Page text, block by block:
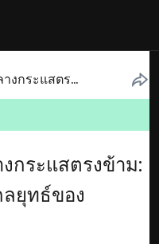
เพิ่มขึ้น 67.1% ท่ามกลางกระแสตรงข้าม: ถอดรหัสการพุ่งขึ้นเชิงกลยุทธ์ของ KuCoin ZBT
กระแสตรงข้าม:
ยุทธ์ของ